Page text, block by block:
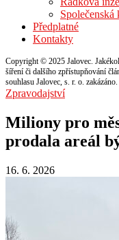
Společenská
Předplatné
Kontakty
Copyright © 2025 Jalovec.
šíření či dalšího zpřístupňování
souhlasu Jalovec, s. r. o. zakázáno.
Zpravodajství
Miliony pro
prodala areál
16. 6. 2026